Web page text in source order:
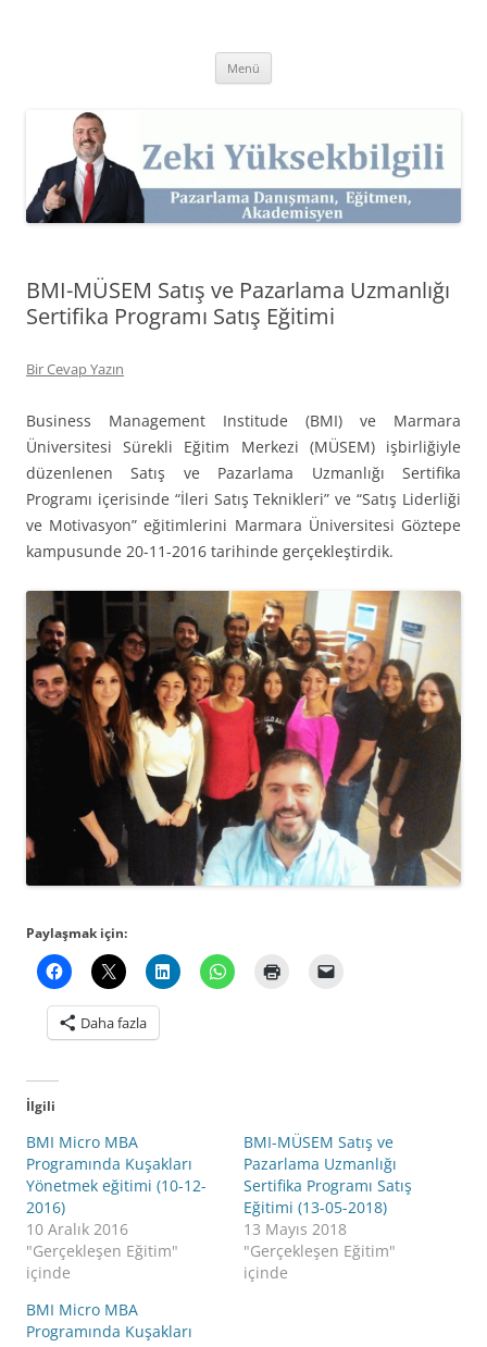
Kişisel Web Sitesi.
Menü
BMI-MÜSEM Satış ve Pazarlama Uzmanlığı
Sertifika Programı Satış Eğitimi
Bir Cevap Yazın
Business Management Institude (BMI) ve Marmara
Üniversitesi Sürekli Eğitim Merkezi (MÜSEM) işbirliğiyle
düzenlenen Satış ve Pazarlama Uzmanlığı Sertifika
Programı içerisinde “İleri Satış Teknikleri” ve “Satış Liderliği
ve Motivasyon” eğitimlerini Marmara Üniversitesi Göztepe
kampusunde 20-11-2016 tarihinde gerçekleştirdik.
Paylaşmak için:
Daha fazla
İlgili
BMI Micro MBA
Programında Kuşakları
Yönetmek eğitimi (10-12-
2016)
10 Aralık 2016
"Gerçekleşen Eğitim"
içinde
BMI-MÜSEM Satış ve
Pazarlama Uzmanlığı
Sertifika Programı Satış
Eğitimi (13-05-2018)
13 Mayıs 2018
"Gerçekleşen Eğitim"
içinde
BMI Micro MBA
Programında Kuşakları